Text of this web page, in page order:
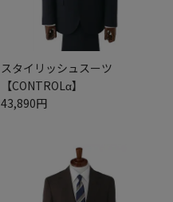
スタイリッシュスーツ
【CONTROLα】
43,890円